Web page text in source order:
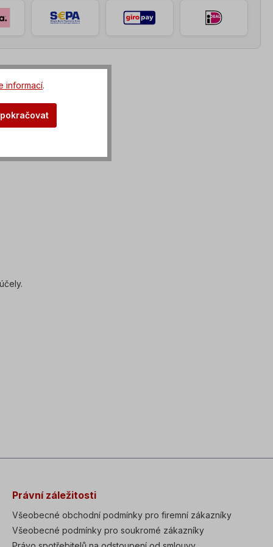
Právní záležitosti
Všeobecné obchodní podmínky pro firemní zákazníky
Všeobecné podmínky pro soukromé zákazníky
informací.